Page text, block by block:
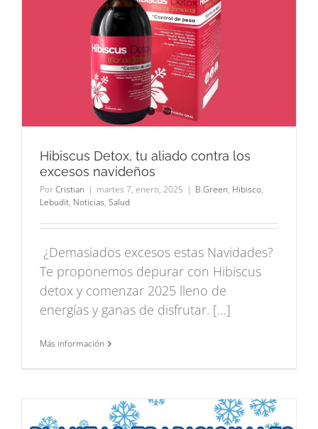
Hibiscus Detox, tu aliado contra los
excesos navideños
PorCristian | martes 7, enero, 2025 | B.Green, Hibisco,
Lebudit, Noticias, Salud
¿Demasiados excesos estas Navidades?
Te proponemos depurar con Hibiscus
detox y comenzar 2025 lleno de
energías y ganas de disfrutar. […]
Más información